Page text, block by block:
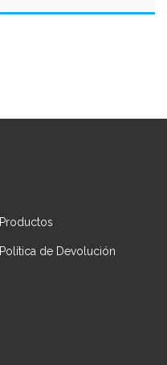
Productos
Política de Devolución